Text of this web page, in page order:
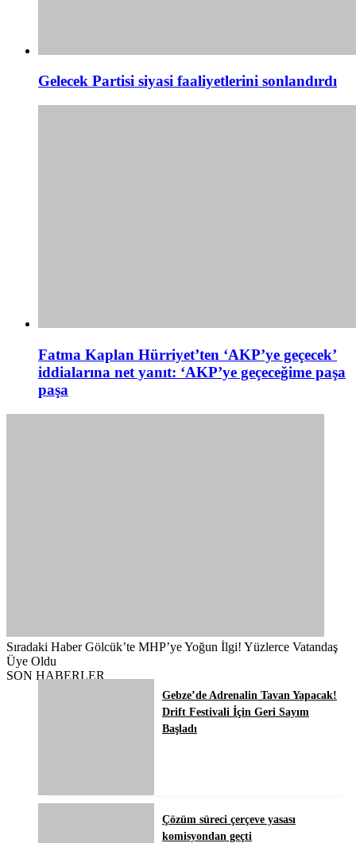
Gelecek Partisi siyasi faaliyetlerini sonlandırdı
Fatma Kaplan Hürriyet’ten ‘AKP’ye geçecek’
iddialarına net yanıt: ‘AKP’ye geçeceğime paşa
paşa
Sıradaki Haber Gölcük’te MHP’ye Yoğun İlgi! Yüzlerce Vatandaş
Üye Oldu
SON HABERLER
Gebze’de Adrenalin Tavan Yapacak!
Drift Festivali İçin Geri Sayım
Başladı
Çözüm süreci çerçeve yasası
komisyondan geçti